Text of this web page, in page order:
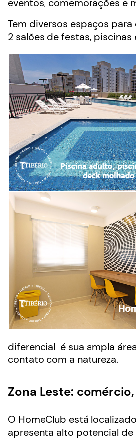
eventos, comemorações e
Tem diversos espaços
2 salões de festas, piscinas
diferencial é sua ampla
contato com a natureza.
Zona Leste:
O HomeClub está
apresenta alto potencial